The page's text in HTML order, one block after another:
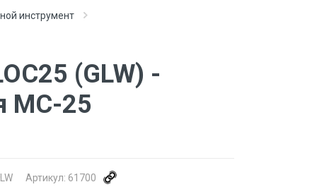
инструмент
(GLW) -
MC-25
Артикул: 61700